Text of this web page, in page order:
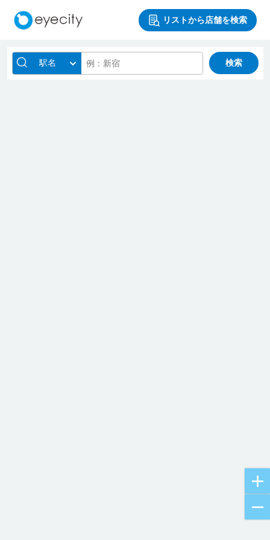
リストから店舗を検索
駅名 検索